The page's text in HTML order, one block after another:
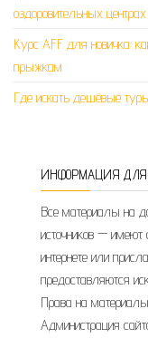
оздоровительных центрах
Курс AFF для новичка:
прыжкам
Где искать дешёвые
ИНФОРМАЦИЯ ДЛЯ
Все материалы на
источников —
интернете или
предоставляются
Права на
Администрация